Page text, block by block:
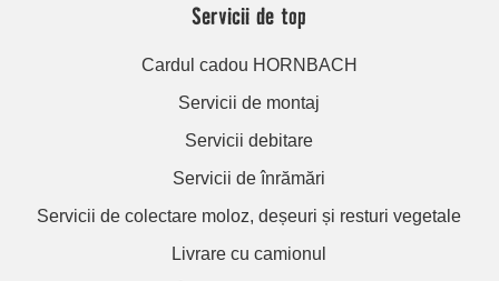
Servicii de top
Cardul cadou HORNBACH
Servicii de montaj
Servicii debitare
Servicii de înrămări
Servicii de colectare moloz, deșeuri și resturi vegetale
Livrare cu camionul